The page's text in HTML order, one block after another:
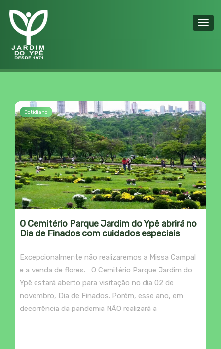
Cotidiano
O Cemitério Parque Jardim do Ypê abrirá no
Dia de Finados com cuidados especiais
Excepcionalmente não realizaremos a Missa Campal
e a venda de flores. O Cemitério Parque Jardim do
Ypê estará aberto para visitação no dia 02 de
novembro, Dia de Finados. Porém, esse ano, em
decorrência da pandemia NÃO realizará a